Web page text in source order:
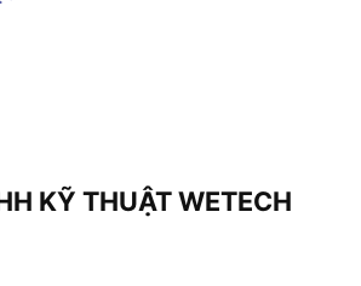
KỸ THUẬT WETECH